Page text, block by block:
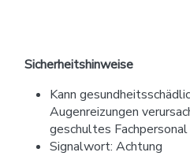
Sicherheitshinweise
Kann
Augenreizungen
geschultes
Signalwort: Achtung